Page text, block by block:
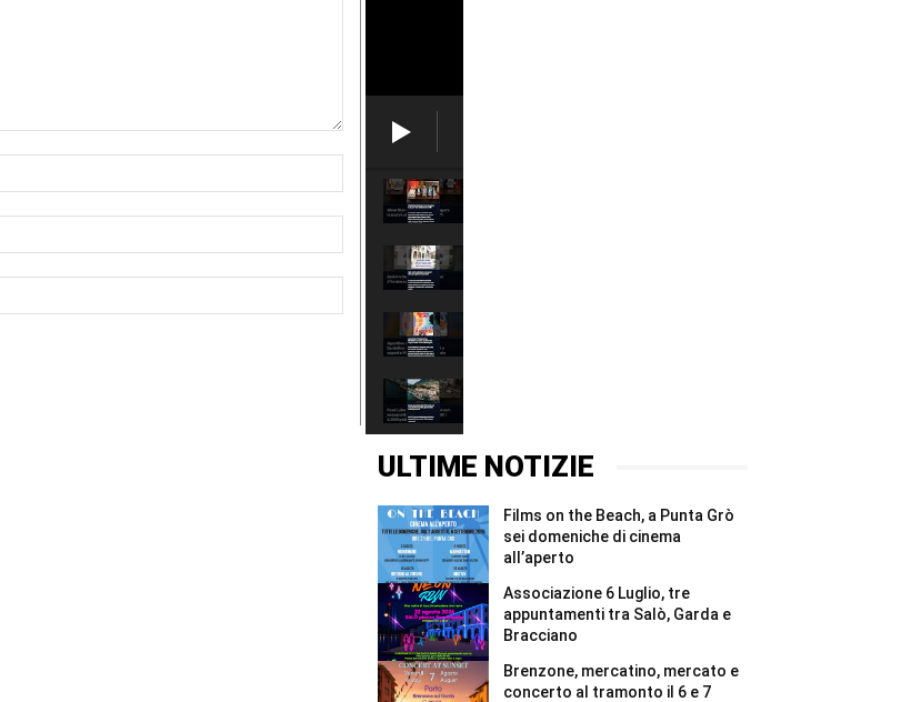
Email:*
sapori
Carrar...
#Shorts
2027
sold
assegnati
in
quattro
giorni
tutti
i
5.000
pettorali
#Shorts
ULTIME NOTIZIE
Films on the Beach, a Punta Grò
sei domeniche di cinema
all’aperto
Associazione 6 Luglio, tre
appuntamenti tra Salò, Garda e
Bracciano
Brenzone, mercatino, mercato e
concerto al tramonto il 6 e 7